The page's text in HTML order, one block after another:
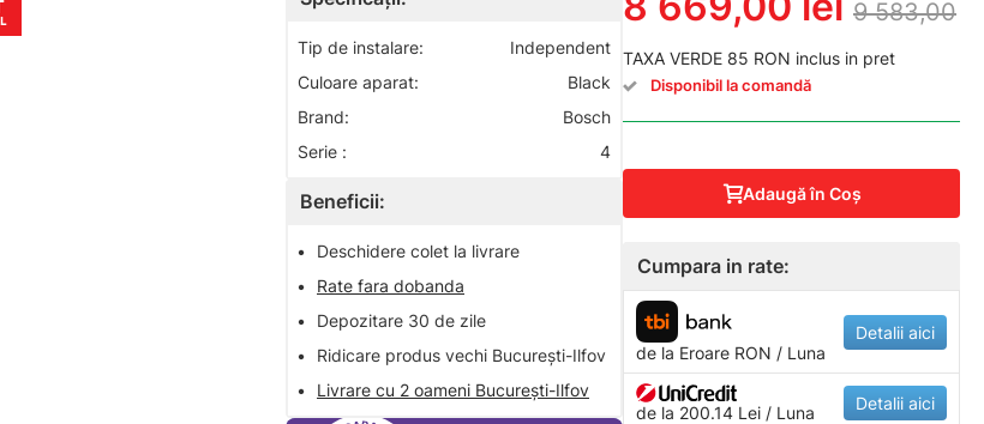
Tip de instalare:
Independent
Culoare aparat:
Black
Brand:
Bosch
Serie :
4
Beneficii:
•
Deschidere colet la livrare
•
Rate fara dobanda
•
Depozitare 30 de zile
•
Ridicare produs vechi București-Ilfov
•
Livrare cu 2 oameni București-Ilfov
9 583,00
TAXA VERDE 85 RON inclus in pret
Disponibil la comandă
Adaugă în Coş
Cumpara in rate:
de la Eroare RON / Luna
Detalii aici
de la 200.14 Lei / Luna Detalii aici